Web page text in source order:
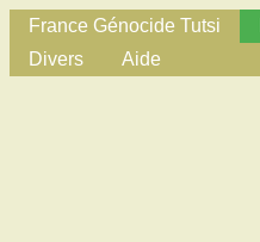
France Génocide Tutsi
Divers
Aide